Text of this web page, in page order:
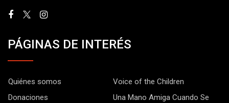
PÁGINAS DE INTERÉS
Quiénes somos
Voice of the Children
Donaciones
Una Mano Amiga Cuando Se